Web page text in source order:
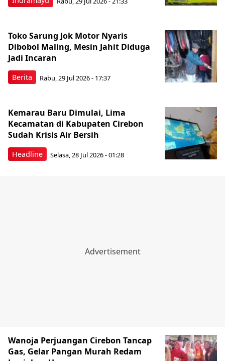
Berita
Toko Sarung Jok Motor Nyaris
Dibobol Maling, Mesin Jahit Diduga
Jadi Incaran
Rabu, 29 Jul 2026 - 17:37
Headline
Kemarau Baru Dimulai, Lima
Kecamatan di Kabupaten Cirebon
Sudah Krisis Air Bersih
Selasa, 28 Jul 2026 - 01:28
Wanoja Perjuangan Cirebon Tancap
Gas, Gelar Pangan Murah Redam